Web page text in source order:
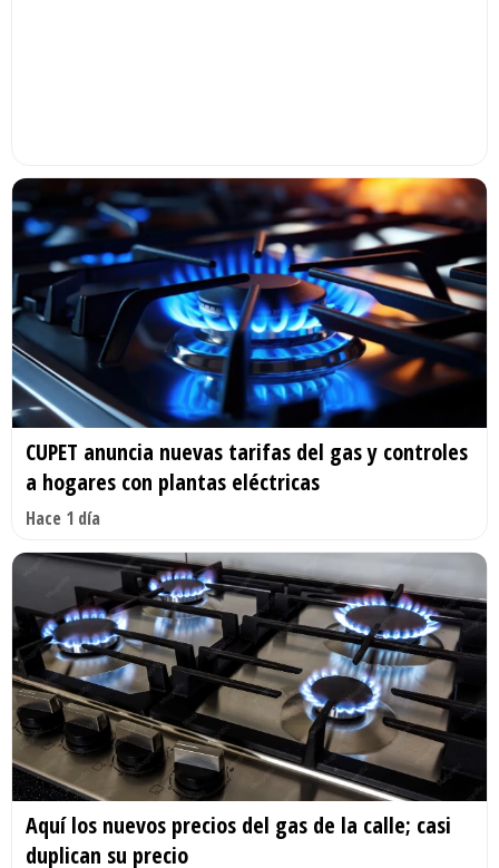
CUPET anuncia nuevas tarifas del gas y controles
a hogares con plantas eléctricas
Hace 1 día
Aquí los nuevos precios del gas de la calle; casi
duplican su precio